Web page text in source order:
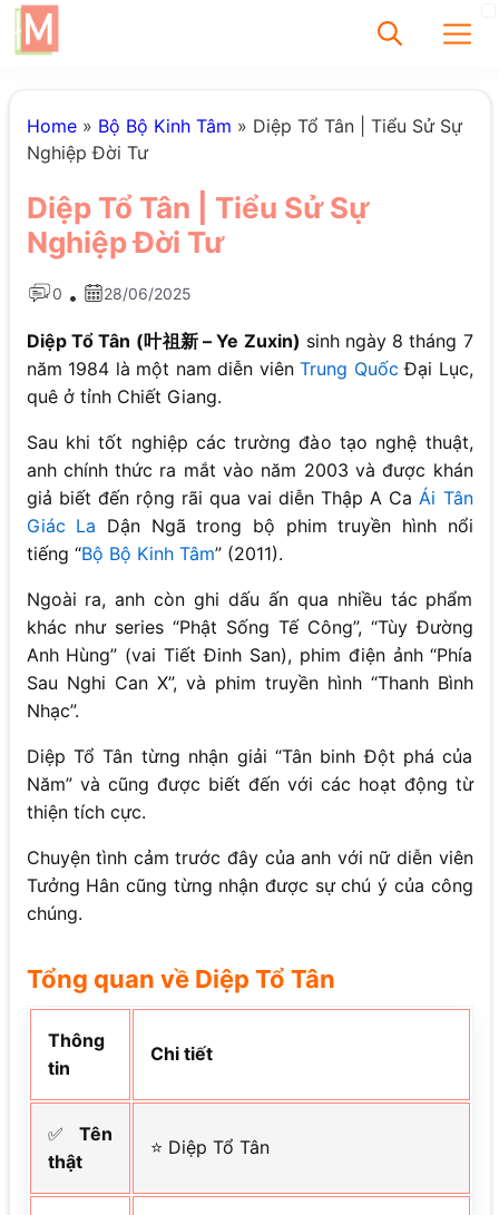
Home» Bộ Bộ Kinh Tâm » Diệp Tổ Tân | Tiểu Sử Sự
Nghiệp Đời Tư
Diệp Tổ Tân | Tiểu Sử Sự
Nghiệp Đời Tư
0 • 28/06/2025
Diệp Tổ Tân (叶祖新 – Ye Zuxin) sinh ngày 8 tháng 7
năm 1984 là một nam diễn viên Trung Quốc Đại Lục,
quê ở tỉnh Chiết Giang.
Sau khi tốt nghiệp các trường đào tạo nghệ thuật,
anh chính thức ra mắt vào năm 2003 và được khán
giả biết đến rộng rãi qua vai diễn Thập A CaÁi Tân
Giác La Dận Ngã trong bộ phim truyền hình nổi
tiếng “Bộ Bộ Kinh Tâm” (2011).
Ngoài ra, anh còn ghi dấu ấn qua nhiều tác phẩm
khác như series “Phật Sống Tế Công”, “Tùy Đường
Anh Hùng” (vai Tiết Đinh San), phim điện ảnh “Phía
Sau Nghi Can X”, và phim truyền hình “Thanh Bình
Nhạc”.
Diệp Tổ Tân từng nhận giải “Tân binh Đột phá của
Năm” và cũng được biết đến với các hoạt động từ
thiện tích cực.
Chuyện tình cảm trước đây của anh với nữ diễn viên
Tưởng Hân cũng từng nhận được sự chú ý của công
chúng.
Tổng quan về Diệp Tổ Tân
Thông
tin
Chi tiết
✅ Tên
thật
⭐ Diệp Tổ Tân